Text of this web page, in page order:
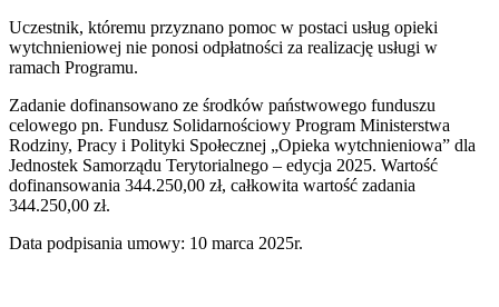
Uczestnik, któremu przyznano pomoc w postaci usług opieki
wytchnieniowej nie ponosi odpłatności za realizację usługi w
ramach Programu.
Zadanie dofinansowano ze środków państwowego funduszu
celowego pn. Fundusz Solidarnościowy Program Ministerstwa
Rodziny, Pracy i Polityki Społecznej „Opieka wytchnieniowa” dla
Jednostek Samorządu Terytorialnego – edycja 2025. Wartość
dofinansowania 344.250,00 zł, całkowita wartość zadania
344.250,00 zł.
Data podpisania umowy: 10 marca 2025r.